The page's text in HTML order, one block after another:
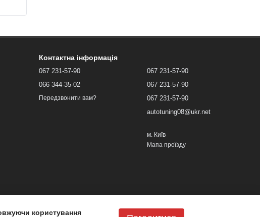
Контактна інформація
067 231-57-90
066 344-35-02
Передзвонити вам?
067 231-57-90
067 231-57-90
067 231-57-90
autotuning08@ukr.net
м. Київ
Мапа проїзду
користування